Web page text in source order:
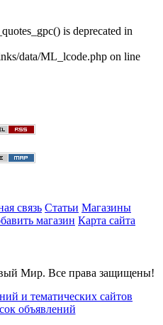
is deprecated in
data/ML_lcode.php on line
связь Статьи Магазины
магазин Карта сайта
Мир. Все права защищены!